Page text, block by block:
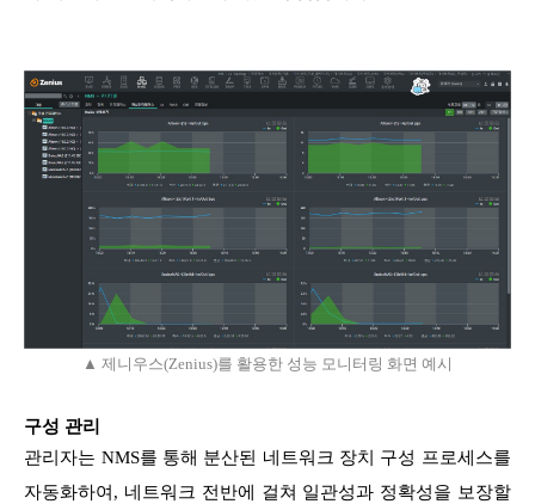
▲ 제니우스(Zenius)를 활용한 성능 모니터링 화면 예시
구성 관리
관리자는 NMS를 통해 분산된 네트워크 장치 구성 프로세스를
자동화하여, 네트워크 전반에 걸쳐 일관성과 정확성을 보장할